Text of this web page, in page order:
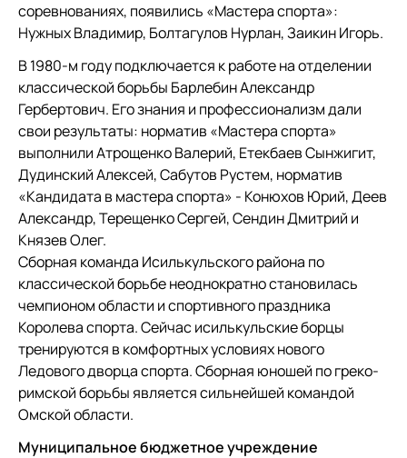
соревнованиях, появились «Мастера спорта»:
Нужных Владимир, Болтагулов Нурлан, Заикин Игорь.
В 1980-м году подключается к работе на отделении
классической борьбы Барлебин Александр
Гербертович. Его знания и профессионализм дали
свои результаты: норматив «Мастера спорта»
выполнили Атрощенко Валерий, Етекбаев Сынжигит,
Дудинский Алексей, Сабутов Рустем, норматив
«Кандидата в мастера спорта» - Конюхов Юрий, Деев
Александр, Терещенко Сергей, Сендин Дмитрий и
Князев Олег.
Сборная команда Исилькульского района по
классической борьбе неоднократно становилась
чемпионом области и спортивного праздника
Королева спорта. Сейчас исилькульские борцы
тренируются в комфортных условиях нового
Ледового дворца спорта. Сборная юношей по греко-
римской борьбы является сильнейшей командой
Омской области.
Муниципальное бюджетное учреждение